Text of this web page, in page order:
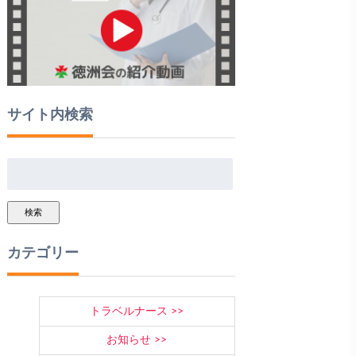
サイト内検索
検索
カテゴリー
トラベルナース
お知らせ